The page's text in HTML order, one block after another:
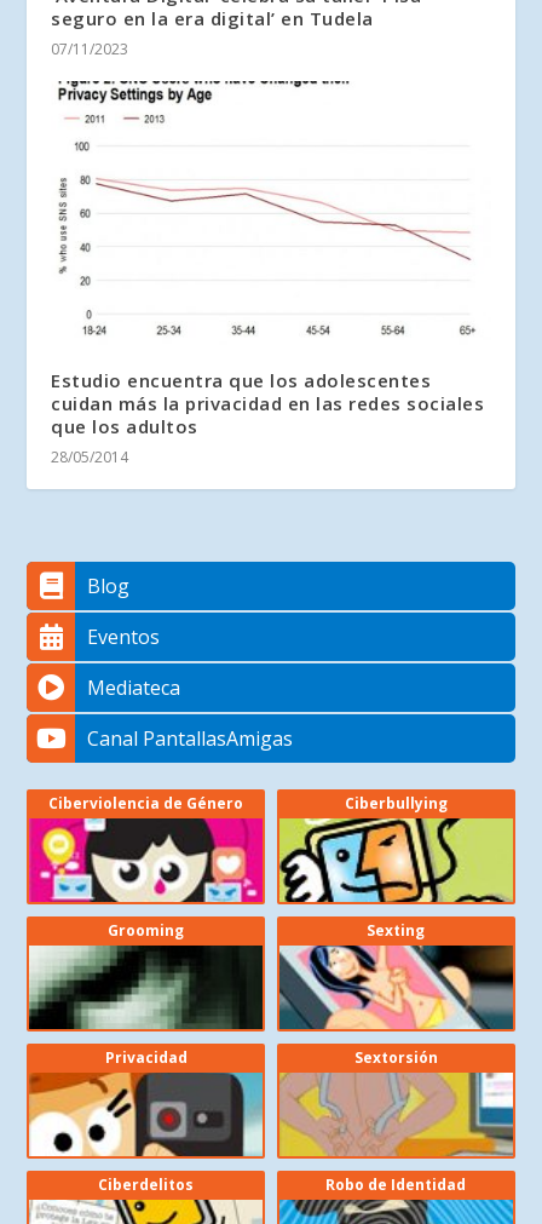
seguro en la era digital’ en Tudela
07/11/2023
Estudio encuentra que los adolescentes
cuidan más la privacidad en las redes sociales
que los adultos
28/05/2014
Blog
Eventos
Mediateca
Canal PantallasAmigas
Ciberviolencia de Género Ciberbullying
Grooming Sexting
Privacidad Sextorsión
Ciberdelitos Robo de Identidad